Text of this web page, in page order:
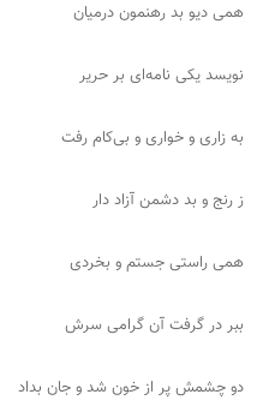
همی دیو بد رهنمون درمیان
نویسد یکی نامه‌ای بر حریر
به زاری و خواری و بی‌کام رفت
ز رنج و بد دشمن آزاد دار
همی راستی جستم و بخردی
ببر در گرفت آن گرامی سرش
دو چشمش پر از خون شد و جان بداد